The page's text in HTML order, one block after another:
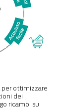
per ottimizzare
dei
ricambi su